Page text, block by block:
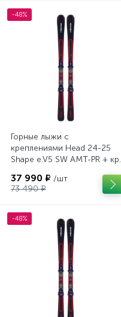
-48%
Горные лыжи с
креплениями Head 24-25
Shape e.V5 SW AMT-PR + кр.
37 990 ₽ /шт
73 490 ₽
-48%